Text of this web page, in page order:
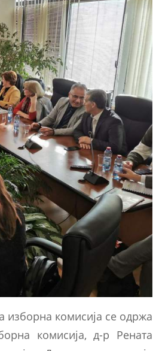
изборна комисија се одржа
комисија, д-р Рената